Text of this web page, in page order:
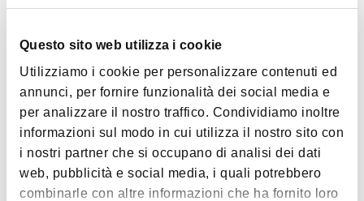
Questo sito web utilizza i cookie
Utilizziamo i cookie per personalizzare contenuti ed
annunci, per fornire funzionalità dei social media e
per analizzare il nostro traffico. Condividiamo inoltre
informazioni sul modo in cui utilizza il nostro sito con
i nostri partner che si occupano di analisi dei dati
web, pubblicità e social media, i quali potrebbero
combinarle con altre informazioni che ha fornito loro
Sunday 9.00am - 5.00pm
Golf courses(summertime): 8,30am to 7 pm
Office:Tuesday - Sunday from 10am to 7pm (summer) and
from 10am to 4pm (winter)